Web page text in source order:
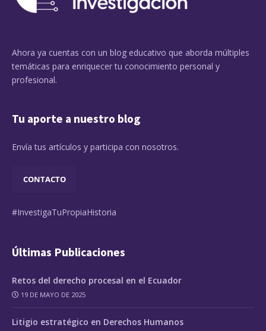
Ahora ya cuentas con un blog educativo que aborda múltiples
temáticas para enriquecer tu conocimiento personal y
profesional.
Tu aporte a nuestro blog
Envía tus artículos y participa con nosotros.
CONTACTO
#InvestigaTuPropiaHistoria
Últimas Publicaciones
Retos del derecho procesal en el Ecuador
19 DE MAYO DE 2025
Litigio estratégico en Derechos Humanos